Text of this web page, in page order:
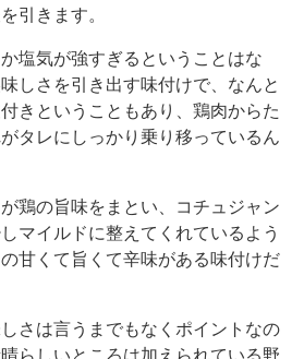
引きます。
塩気が強すぎるということはな
しさを引き出す味付けで、なんと
きということもあり、鶏肉からた
タレにしっかり乗り移っているん
鶏の旨味をまとい、コチュジャン
マイルドに整えてくれているよう
甘くて旨くて辛味がある味付けだ
さは言うまでもなくポイントなの